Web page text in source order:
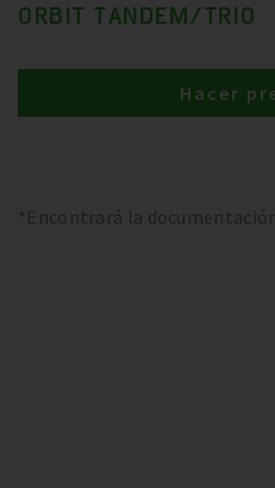
ORBIT TANDEM/TRIO
Hacer
*Encontrará la